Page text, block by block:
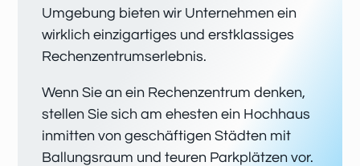
Umgebung bieten wir Unternehmen ein
wirklich einzigartiges und erstklassiges
Rechenzentrumserlebnis.
Wenn Sie an ein Rechenzentrum denken,
stellen Sie sich am ehesten ein Hochhaus
inmitten von geschäftigen Städten mit
Ballungsraum und teuren Parkplätzen vor.